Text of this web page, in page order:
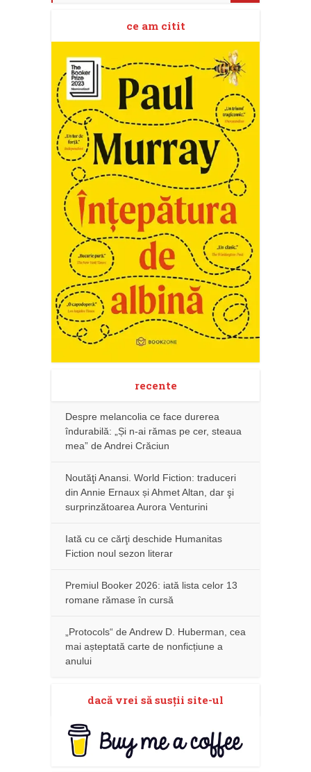
ce am citit
recente
Despre melancolia ce face durerea
îndurabilă: „Și n-ai rămas pe cer, steaua
mea” de Andrei Crăciun
Noutăţi Anansi. World Fiction: traduceri
din Annie Ernaux și Ahmet Altan, dar şi
surprinzătoarea Aurora Venturini
Iată cu ce cărţi deschide Humanitas
Fiction noul sezon literar
Premiul Booker 2026: iată lista celor 13
romane rămase în cursă
„Protocols“ de Andrew D. Huberman, cea
mai așteptată carte de nonficțiune a
anului
dacă vrei să susţii site-ul